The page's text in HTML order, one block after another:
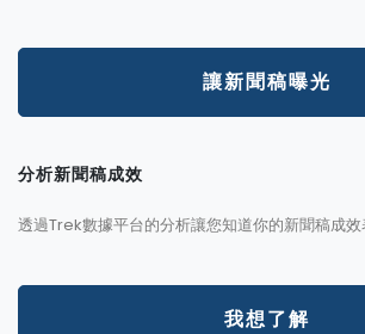
讓新聞稿曝光
分析新聞稿成效
透過Trek數據平台的分析讓您知道你的新聞稿成效
我想了解